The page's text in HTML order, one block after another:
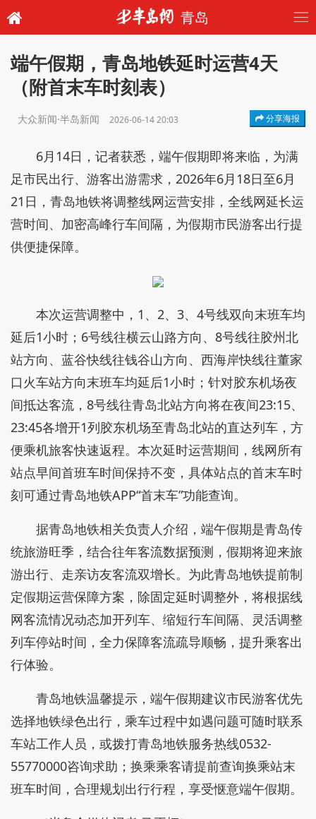
青岛
端午假期，青岛地铁延时运营4天
（附首末车时刻表）
大众新闻·半岛新闻 2026-06-14 20:03 分享海报
6月14日，记者获悉，端午假期即将来临，为满
足市民出行、游客出游需求，2026年6月18日至6月
21日，青岛地铁将调整线网运营安排，全线网延长运
营时间、加密高峰行车间隔，为假期市民游客出行提
供便捷保障。
本次运营调整中，1、2、3、4号线双向末班车均
延后1小时；6号线往横云山路方向、8号线往胶州北
站方向、蓝谷快线往钱谷山方向、西海岸快线往董家
口火车站方向末班车均延后1小时；针对胶东机场夜
间抵达客流，8号线往青岛北站方向将在夜间23:15、
23:45各增开1列胶东机场至青岛北站的直达列车，方
便乘机旅客快速返程。本次延时运营期间，线网所有
站点早间首班车时间保持不变，具体站点的首末车时
刻可通过青岛地铁APP“首末车”功能查询。
据青岛地铁相关负责人介绍，端午假期是青岛传
统旅游旺季，结合往年客流数据预测，假期将迎来旅
游出行、走亲访友客流双增长。为此青岛地铁提前制
定假期运营保障方案，除固定延时调整外，将根据线
网客流情况动态加开列车、缩短行车间隔、灵活调整
列车停站时间，全力保障客流疏导顺畅，提升乘客出
行体验。
青岛地铁温馨提示，端午假期建议市民游客优先
选择地铁绿色出行，乘车过程中如遇问题可随时联系
车站工作人员，或拨打青岛地铁服务热线0532-
55770000咨询求助；换乘乘客请提前查询换乘站末
班车时间，合理规划出行行程，享受惬意端午假期。